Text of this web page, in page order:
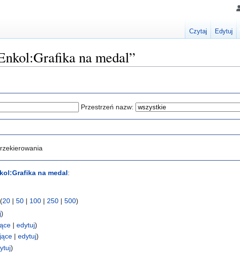
na medal”
Przestrzeń nazw:
na medal:
20 | 50 | 100 | 250 | 500)
)
|edytuj)
|edytuj)
)
Czytaj Edytuj